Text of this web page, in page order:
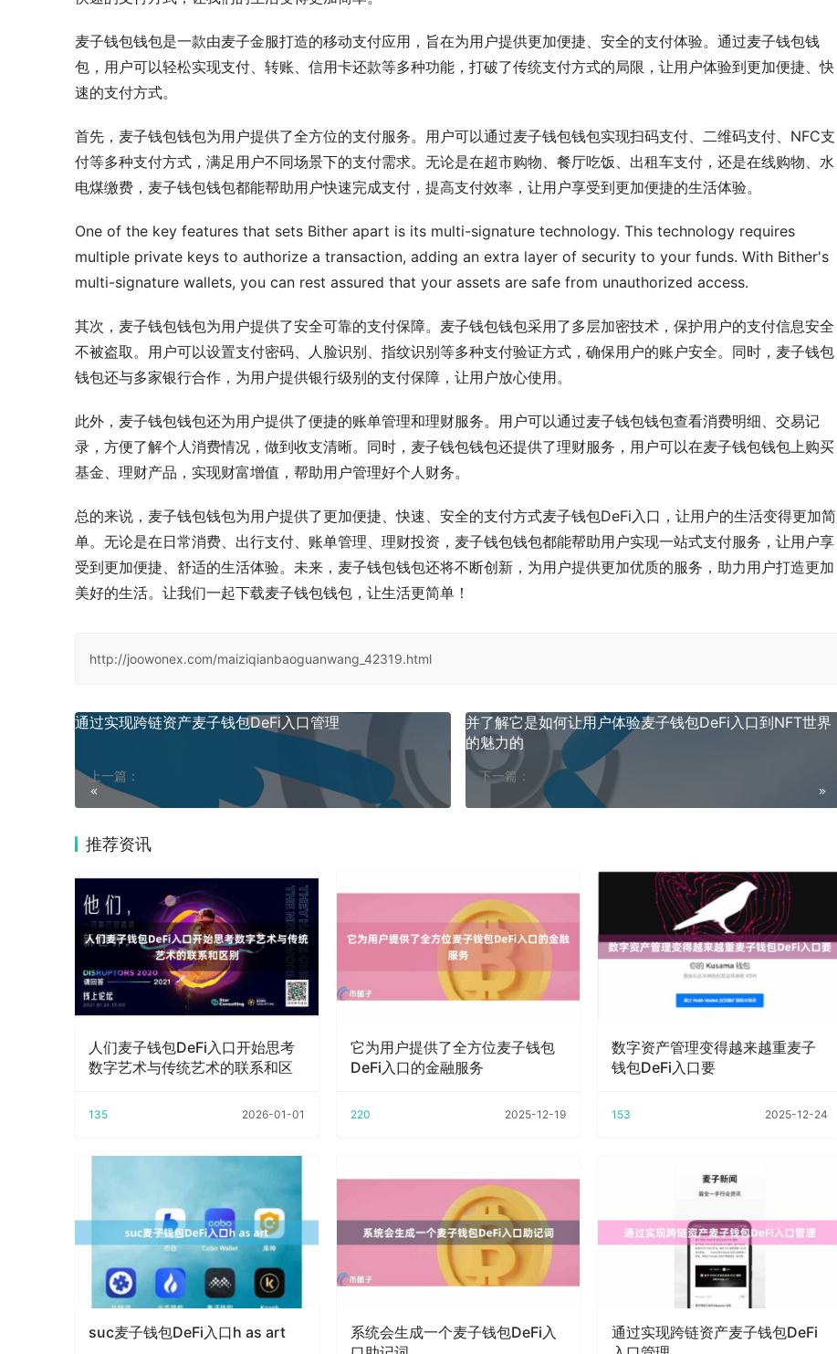
麦子钱包钱包是一款由麦子金服打造的移动支付应用，旨在为用户提供更加便捷、安全的支付体验。通过麦子钱包钱
包，用户可以轻松实现支付、转账、信用卡还款等多种功能，打破了传统支付方式的局限，让用户体验到更加便捷、快
速的支付方式。
首先，麦子钱包钱包为用户提供了全方位的支付服务。用户可以通过麦子钱包钱包实现扫码支付、二维码支付、NFC支
付等多种支付方式，满足用户不同场景下的支付需求。无论是在超市购物、餐厅吃饭、出租车支付，还是在线购物、水
电煤缴费，麦子钱包钱包都能帮助用户快速完成支付，提高支付效率，让用户享受到更加便捷的生活体验。
One of the key features that sets Bither apart is its multi-signature technology. This technology requires
multiple private keys to authorize a transaction, adding an extra layer of security to your funds. With Bither's
multi-signature wallets, you can rest assured that your assets are safe from unauthorized access.
其次，麦子钱包钱包为用户提供了安全可靠的支付保障。麦子钱包钱包采用了多层加密技术，保护用户的支付信息安全
不被盗取。用户可以设置支付密码、人脸识别、指纹识别等多种支付验证方式，确保用户的账户安全。同时，麦子钱包
钱包还与多家银行合作，为用户提供银行级别的支付保障，让用户放心使用。
此外，麦子钱包钱包还为用户提供了便捷的账单管理和理财服务。用户可以通过麦子钱包钱包查看消费明细、交易记
录，方便了解个人消费情况，做到收支清晰。同时，麦子钱包钱包还提供了理财服务，用户可以在麦子钱包钱包上购买
基金、理财产品，实现财富增值，帮助用户管理好个人财务。
总的来说，麦子钱包钱包为用户提供了更加便捷、快速、安全的支付方式麦子钱包DeFi入口，让用户的生活变得更加简
单。无论是在日常消费、出行支付、账单管理、理财投资，麦子钱包钱包都能帮助用户实现一站式支付服务，让用户享
受到更加便捷、舒适的生活体验。未来，麦子钱包钱包还将不断创新，为用户提供更加优质的服务，助力用户打造更加
美好的生活。让我们一起下载麦子钱包钱包，让生活更简单！
http://joowonex.com/maiziqianbaoguanwang_42319.html
上一篇：
通过实现跨链资产麦子钱包DeFi入口管理
下一篇：
并了解它是如何让用户体验麦子钱包DeFi入口到NFT世界
的魅力的
推荐资讯
人们麦子钱包DeFi入口开始思考
数字艺术与传统艺术的联系和区
135 2026-01-01
它为用户提供了全方位麦子钱包
DeFi入口的金融服务
220 2025-12-19
数字资产管理变得越来越重麦子
钱包DeFi入口要
153 2025-12-24
suc麦子钱包DeFi入口h as art
系统会生成一个麦子钱包DeFi入
通过实现跨链资产麦子钱包DeFi